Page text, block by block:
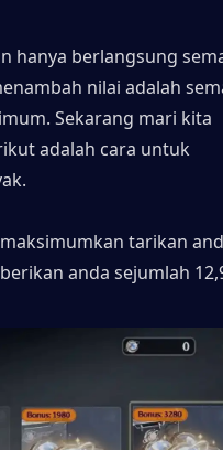
hanya berlangsung
nilai adalah
Sekarang mari kita
adalah cara untuk
tarikan
anda sejumlah